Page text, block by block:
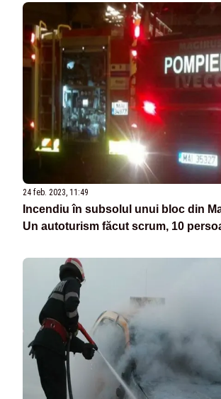
24 feb. 2023, 11:49
Incendiu în subsolul unui bloc din
Un autoturism făcut scrum, 10